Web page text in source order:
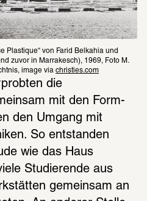
Plastique“ von Farid Belkahia und
zuvor in Marrakesch), 1969, Foto M.
image via christies.com
die
mit den Form-
den Umgang mit
So entstanden
wie das Haus
Studierende aus
gemeinsam an